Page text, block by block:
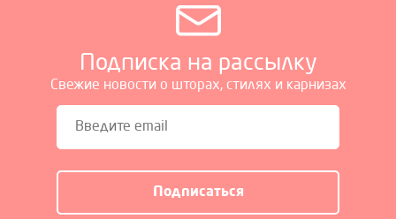
Подписка на рассылку
Свежие новости о шторах, стилях и карнизах